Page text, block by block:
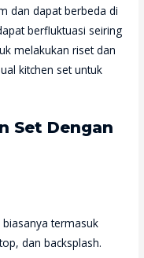
dan dapat berbeda di
berfluktuasi seiring
melakukan riset dan
kitchen set untuk
Set Dengan
biasanya termasuk
dan backsplash.